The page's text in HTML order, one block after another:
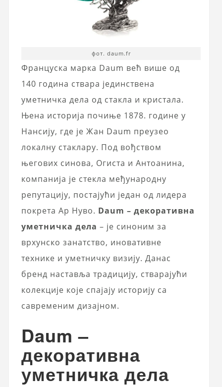
фот. daum.fr
Француска марка Daum већ више од
140 година ствара јединствена
уметничка дела од стакла и кристала.
Њена историја почиње 1878. године у
Нансију, где је Жан Daum преузео
локалну стаклару. Под вођством
његових синова, Огиста и Антоанина,
компанија је стекла међународну
репутацију, постајући један од лидера
покрета Ар Нуво. Daum – декоративна
уметничка дела – је синоним за
врхунско занатство, иновативне
технике и уметничку визију. Данас
бренд наставља традицију, стварајући
колекције које спајају историју са
савременим дизајном.
Daum –
декоративна
уметничка дела